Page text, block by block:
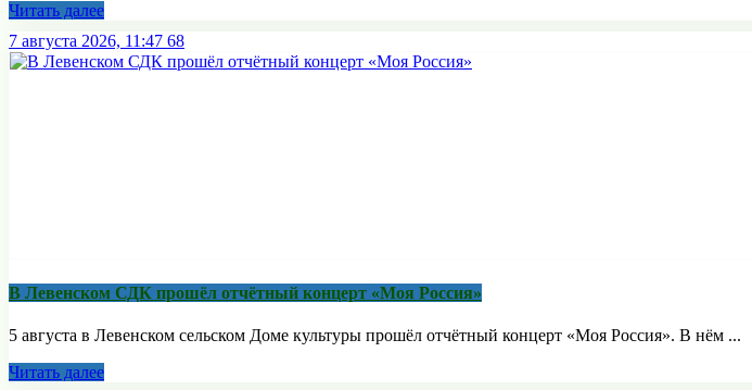
Читать далее
7 августа 2026, 11:47 68
В Левенском СДК прошёл отчётный концерт «Моя Россия»
5 августа в Левенском сельском Доме культуры прошёл отчётный концерт «Моя Россия». В нём ...
Читать далее